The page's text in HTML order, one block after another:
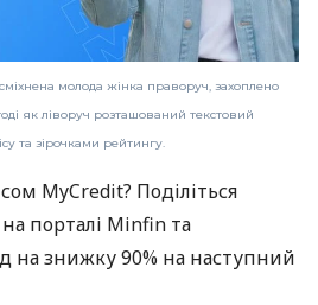
молода жінка праворуч, захоплено
як ліворуч розташований текстовий
та зірочками рейтингу.
MyCredit? Поділіться
порталі Minfin та
на знижку 90% на наступний